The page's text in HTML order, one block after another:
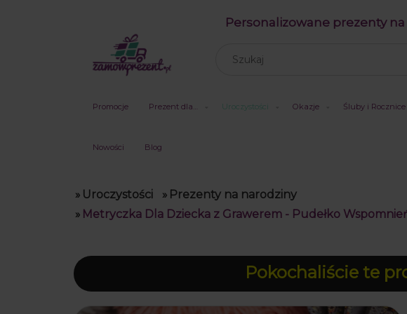
Personalizowane prezenty na
Promocje Prezent dla… Uroczystości Okazje Śluby i Rocznice
Nowości Blog
» Uroczystości » Prezenty na narodziny
» Metryczka Dla Dziecka z Grawerem - Pudełko
Pokochaliście te